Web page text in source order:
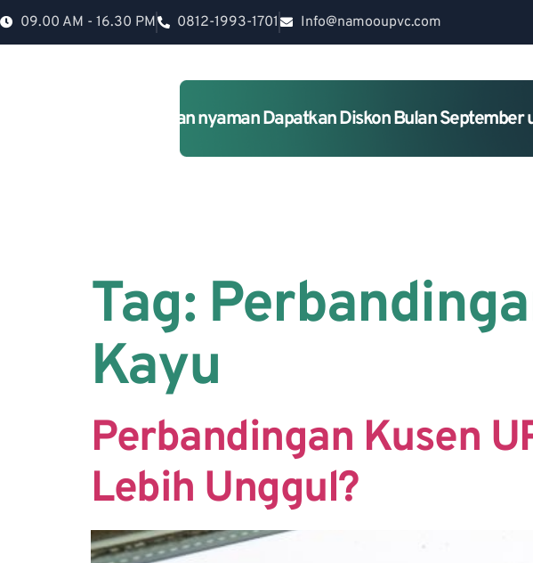
09.00 AM - 16.30 PM 0812-1993-1701 Info@namooupvc.com
Rumah lebih Aman dan nyaman Dapatkan Diskon Bulan
Tag:
Kayu
Perbandingan Kusen
Lebih Unggul?